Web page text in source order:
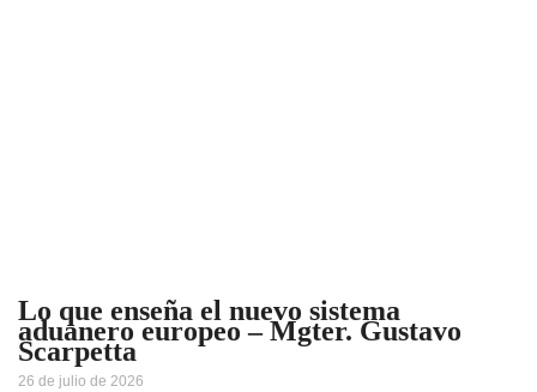
Lo que enseña el nuevo sistema
aduanero europeo – Mgter. Gustavo
Scarpetta
26 de julio de 2026